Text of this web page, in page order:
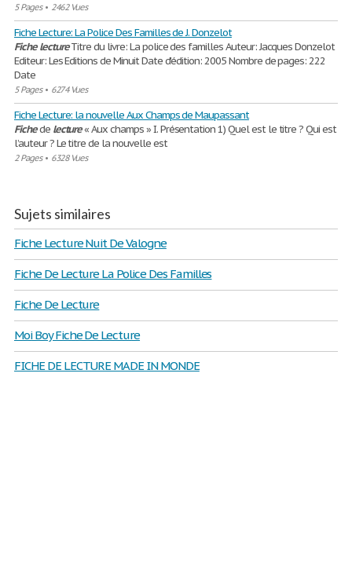
5 Pages• 2462 Vues
Fiche Lecture: La Police Des Familles de J. Donzelot
Fiche lectureTitre du livre: La police des familles Auteur: Jacques Donzelot
Editeur: Les Editions de Minuit Date d'édition: 2005 Nombre de pages: 222
Date
5 Pages• 6274 Vues
Fiche Lecture: la nouvelle Aux Champs de Maupassant
Fichede lecture« Aux champs » I. Présentation 1) Quel est le titre ? Qui est
l’auteur ? Le titre de la nouvelle est
2 Pages• 6328 Vues
Sujets similaires
Fiche Lecture Nuit De Valogne
Fiche De Lecture La Police Des Familles
Fiche De Lecture
Moi Boy Fiche De Lecture
FICHE DE LECTURE MADE IN MONDE